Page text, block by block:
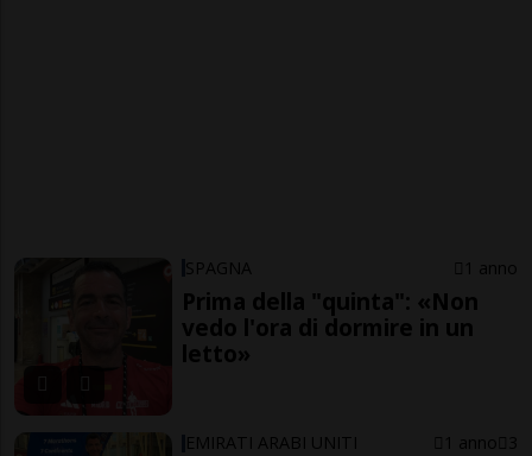
SPAGNA 1 anno
Prima della "quinta": «Non
vedo l'ora di dormire in un
letto»
EMIRATI ARABI UNITI 1 anno 3